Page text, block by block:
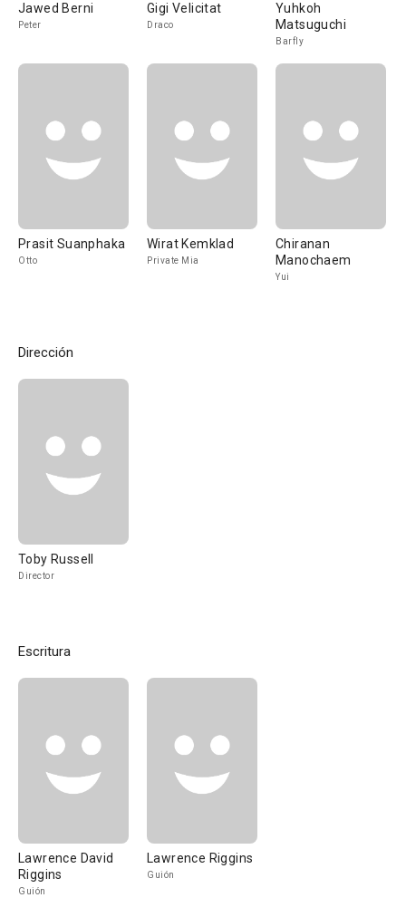
Jawed Berni
Peter
Gigi Velicitat
Draco
Yuhkoh
Matsuguchi
Barfly
Prasit Suanphaka
Otto
Wirat Kemklad
Private Mia
Chiranan
Manochaem
Yui
Dirección
Toby Russell
Director
Escritura
Lawrence David
Riggins
Guión
Lawrence Riggins
Guión